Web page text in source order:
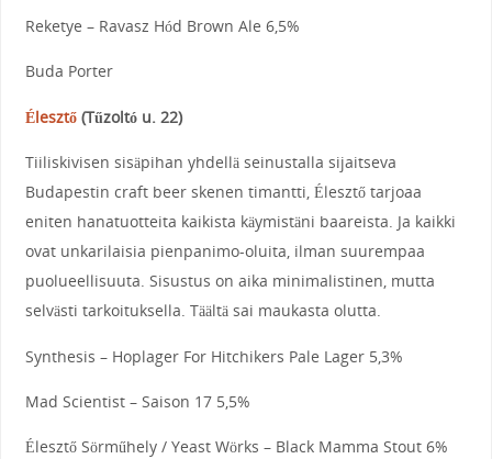
Reketye – Ravasz Hód Brown Ale 6,5%
Buda Porter
Élesztő(Tűzoltó u. 22)
Tiiliskivisen sisäpihan yhdellä seinustalla sijaitseva
Budapestin craft beer skenen timantti, Élesztőtarjoaa
eniten hanatuotteita kaikista käymistäni baareista. Ja kaikki
ovat unkarilaisia pienpanimo-oluita, ilman suurempaa
puolueellisuuta. Sisustus on aika minimalistinen, mutta
selvästi tarkoituksella. Täältä sai maukasta olutta.
Synthesis – Hoplager For Hitchikers Pale Lager 5,3%
Mad Scientist – Saison 17 5,5%
Élesztő Sörműhely / Yeast Wörks – Black Mamma Stout 6%